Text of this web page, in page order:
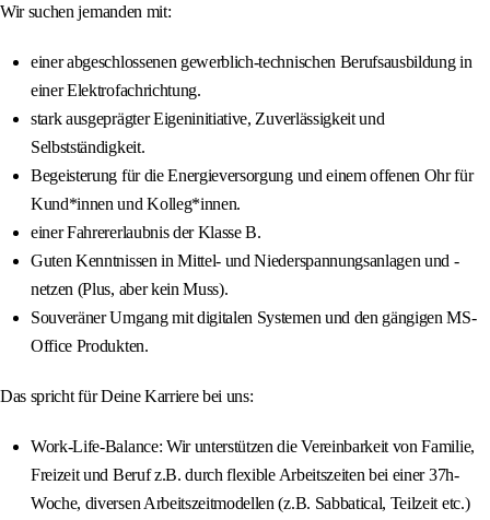
Wir suchen jemanden mit:
einer abgeschlossenen gewerblich-technischen Berufsausbildung in
einer Elektrofachrichtung.
stark ausgeprägter Eigeninitiative, Zuverlässigkeit und
Selbstständigkeit.
Begeisterung für die Energieversorgung und einem offenen Ohr für
Kund*innen und Kolleg*innen.
einer Fahrererlaubnis der Klasse B.
Guten Kenntnissen in Mittel- und Niederspannungsanlagen und -
netzen (Plus, aber kein Muss).
Souveräner Umgang mit digitalen Systemen und den gängigen MS-
Office Produkten.
Das spricht für Deine Karriere bei uns:
Work-Life-Balance: Wir unterstützen die Vereinbarkeit von Familie,
Freizeit und Beruf z.B. durch flexible Arbeitszeiten bei einer 37h-
Woche, diversen Arbeitszeitmodellen (z.B. Sabbatical, Teilzeit etc.)